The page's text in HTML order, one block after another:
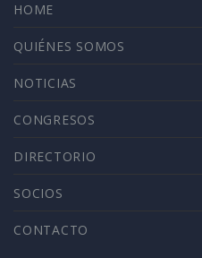
HOME
QUIÉNES SOMOS
NOTICIAS
CONGRESOS
DIRECTORIO
SOCIOS
CONTACTO